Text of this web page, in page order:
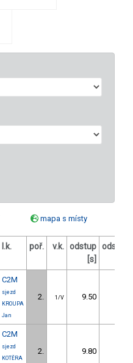
mapa s místy
l.k. poř. v.k. odstup
[s]
odstup
C2M
sjezd
KROUPA
Jan
2. 1/V 9.50
C2M
sjezd
KOTĚRA
2. 9.80